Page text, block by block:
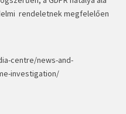
rendeletnek megfelelően
centre/news-and-
investigation/